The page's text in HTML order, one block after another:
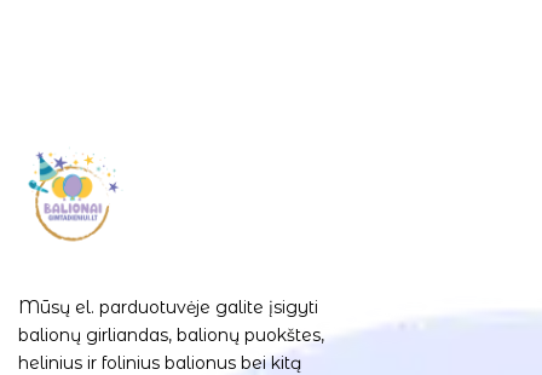
Mūsų el. parduotuvėje galite įsigyti
balionų girliandas, balionų puokštes,
helinius ir folinius balionus bei kitą